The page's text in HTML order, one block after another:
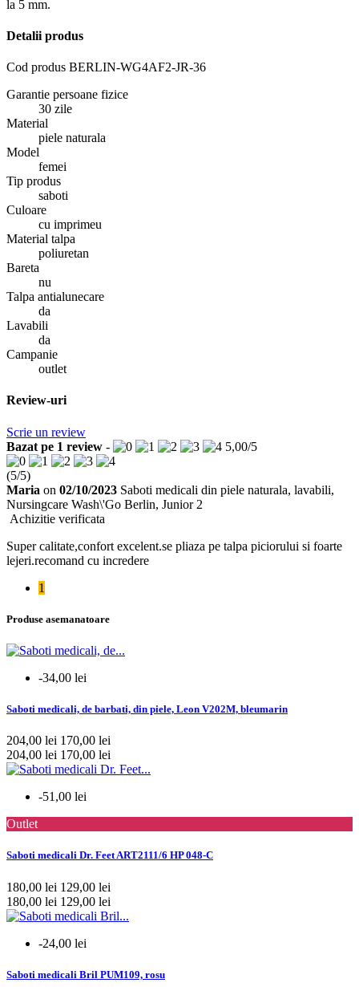
la 5 mm.
Detalii produs
Cod produs BERLIN-WG4AF2-JR-36
Garantie persoane fizice
30 zile
Material
piele naturala
Model
femei
Tip produs
saboti
Culoare
cu imprimeu
Material talpa
poliuretan
Bareta
nu
Talpa antialunecare
da
Lavabili
da
Campanie
outlet
Review-uri
Scrie un review
Bazat pe 1 review - 5,00/5
(5/5)
Maria on 02/10/2023 Saboti medicali din piele naturala, lavabili,
Nursingcare Wash\'Go Berlin, Junior 2
Achizitie verificata
Super calitate,confort excelent.se pliaza pe talpa piciorului si foarte
lejeri.recomand cu incredere
1
Produse asemanatoare
-34,00 lei
Saboti medicali, de barbati, din piele, Leon V202M, bleumarin
204,00 lei 170,00 lei
204,00 lei 170,00 lei
-51,00 lei
Outlet
Saboti medicali Dr. Feet ART2111/6 HP 048-C
180,00 lei 129,00 lei
180,00 lei 129,00 lei
-24,00 lei
Saboti medicali Bril PUM109, rosu